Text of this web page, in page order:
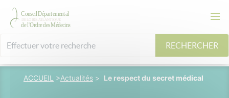
RECHERCHER
ACCUEIL >Actualités > Le respect du secret médical